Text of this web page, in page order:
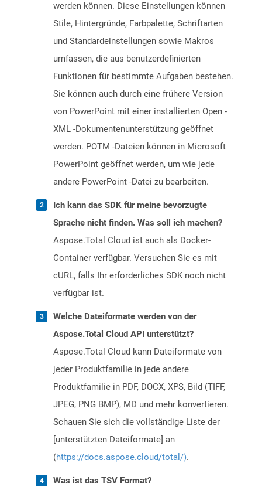
werden können. Diese Einstellungen können
Stile, Hintergründe, Farbpalette, Schriftarten
und Standardeinstellungen sowie Makros
umfassen, die aus benutzerdefinierten
Funktionen für bestimmte Aufgaben bestehen.
Sie können auch durch eine frühere Version
von PowerPoint mit einer installierten Open -
XML -Dokumentenunterstützung geöffnet
werden. POTM -Dateien können in Microsoft
PowerPoint geöffnet werden, um wie jede
andere PowerPoint -Datei zu bearbeiten.
Ich kann das SDK für meine bevorzugte
Sprache nicht finden. Was soll ich machen?
Aspose.Total Cloud ist auch als Docker-
Container verfügbar. Versuchen Sie es mit
cURL, falls Ihr erforderliches SDK noch nicht
verfügbar ist.
Welche Dateiformate werden von der
Aspose.Total Cloud API unterstützt?
Aspose.Total Cloud kann Dateiformate von
jeder Produktfamilie in jede andere
Produktfamilie in PDF, DOCX, XPS, Bild (TIFF,
JPEG, PNG BMP), MD und mehr konvertieren.
Schauen Sie sich die vollständige Liste der
[unterstützten Dateiformate] an
(https://docs.aspose.cloud/total/).
Was ist das TSV Format?